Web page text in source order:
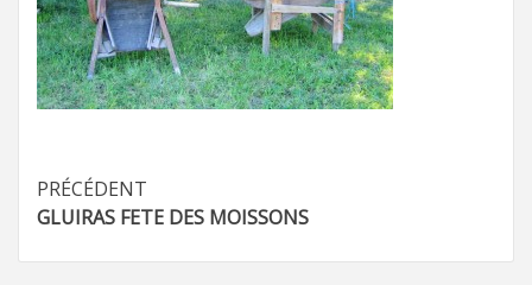
Navigation
d’article
PRÉCÉDENT
GLUIRAS FETE DES MOISSONS